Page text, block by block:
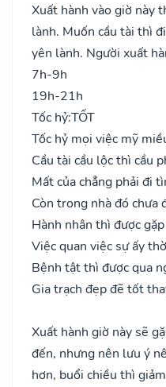
Xuất hành vào giờ này
lành. Muốn cầu tài thì
yên lành. Người xuất
7h-9h
19h-21h
Tốc hỷ:TỐT
Tốc hỷ mọi việc mỹ
Cầu tài cầu lộc thì cầu
Mất của chẳng phải đi
Còn trong nhà đó chưa
Hành nhân thì được
Việc quan việc sự ấy
Bệnh tật thì được qua
Gia trạch đẹp đẽ tốt
Xuất hành giờ này sẽ
đến, nhưng nên lưu ý
hơn, buổi chiều thì